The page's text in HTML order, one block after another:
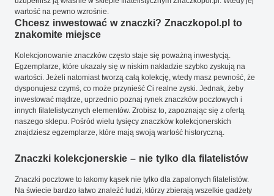
wartość na pewno wzrośnie.
Chcesz inwestować w znaczki? Znaczkopol.pl to
znakomite miejsce
Kolekcjonowanie znaczków często staje się poważną inwestycją.
Egzemplarze, które ukazały się w niskim nakładzie szybko zyskują na
wartości. Jeżeli natomiast tworzą całą kolekcję, wtedy masz pewność, że
dysponujesz czymś, co może przynieść Ci realne zyski. Jednak, żeby
inwestować mądrze, uprzednio poznaj rynek znaczków pocztowych i
innych filatelistycznych elementów. Zrobisz to, zapoznając się z ofertą
naszego sklepu. Pośród wielu tysięcy znaczków kolekcjonerskich
znajdziesz egzemplarze, które mają swoją wartość historyczną.
Znaczki kolekcjonerskie – nie tylko dla filatelistów
Znaczki pocztowe to łakomy kąsek nie tylko dla zapalonych filatelistów.
Na świecie bardzo łatwo znaleźć ludzi, którzy zbierają wszelkie gadżety